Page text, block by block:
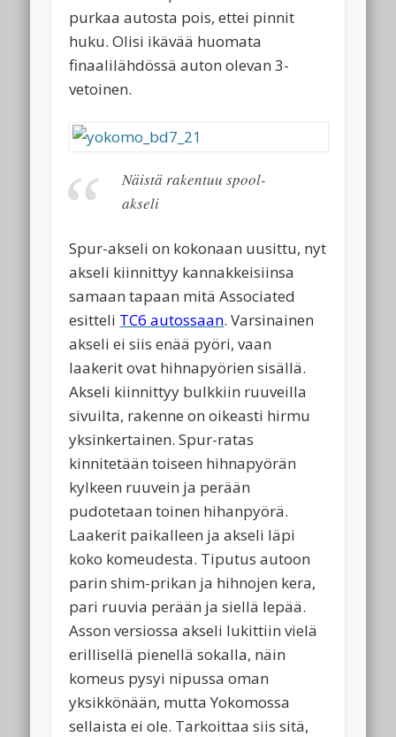
purkaa autosta pois, ettei pinnit
huku. Olisi ikävää huomata
finaalilähdössä auton olevan 3-
vetoinen.
Näistä rakentuu spool-
akseli
Spur-akseli on kokonaan uusittu, nyt
akseli kiinnittyy kannakkeisiinsa
samaan tapaan mitä Associated
esitteli TC6 autossaan. Varsinainen
akseli ei siis enää pyöri, vaan
laakerit ovat hihnapyörien sisällä.
Akseli kiinnittyy bulkkiin ruuveilla
sivuilta, rakenne on oikeasti hirmu
yksinkertainen. Spur-ratas
kinnitetään toiseen hihnapyörän
kylkeen ruuvein ja perään
pudotetaan toinen hihanpyörä.
Laakerit paikalleen ja akseli läpi
koko komeudesta. Tiputus autoon
parin shim-prikan ja hihnojen kera,
pari ruuvia perään ja siellä lepää.
Asson versiossa akseli lukittiin vielä
erillisellä pienellä sokalla, näin
komeus pysyi nipussa oman
yksikkönään, mutta Yokomossa
sellaista ei ole. Tarkoittaa siis sitä,